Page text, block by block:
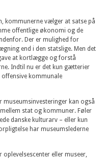
kommunerne vælger at satse på
offentlige økonomi og de
Der er mulighed for
end i den statslige. Men det
at kortlægge og forstå
Indtil nu er det kun gætterier
kommunale
kan også
stat og kommuner. Føler
danske kulturarv – eller kun
har museumslederne
eller museer,